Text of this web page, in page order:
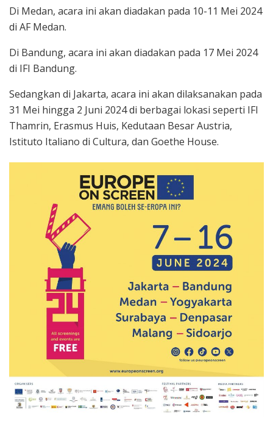
Di Medan, acara ini akan diadakan pada 10-11 Mei 2024
di AF Medan.
Di Bandung, acara ini akan diadakan pada 17 Mei 2024
di IFI Bandung.
Sedangkan di Jakarta, acara ini akan dilaksanakan pada
31 Mei hingga 2 Juni 2024 di berbagai lokasi seperti IFI
Thamrin, Erasmus Huis, Kedutaan Besar Austria,
Istituto Italiano di Cultura, dan Goethe House.